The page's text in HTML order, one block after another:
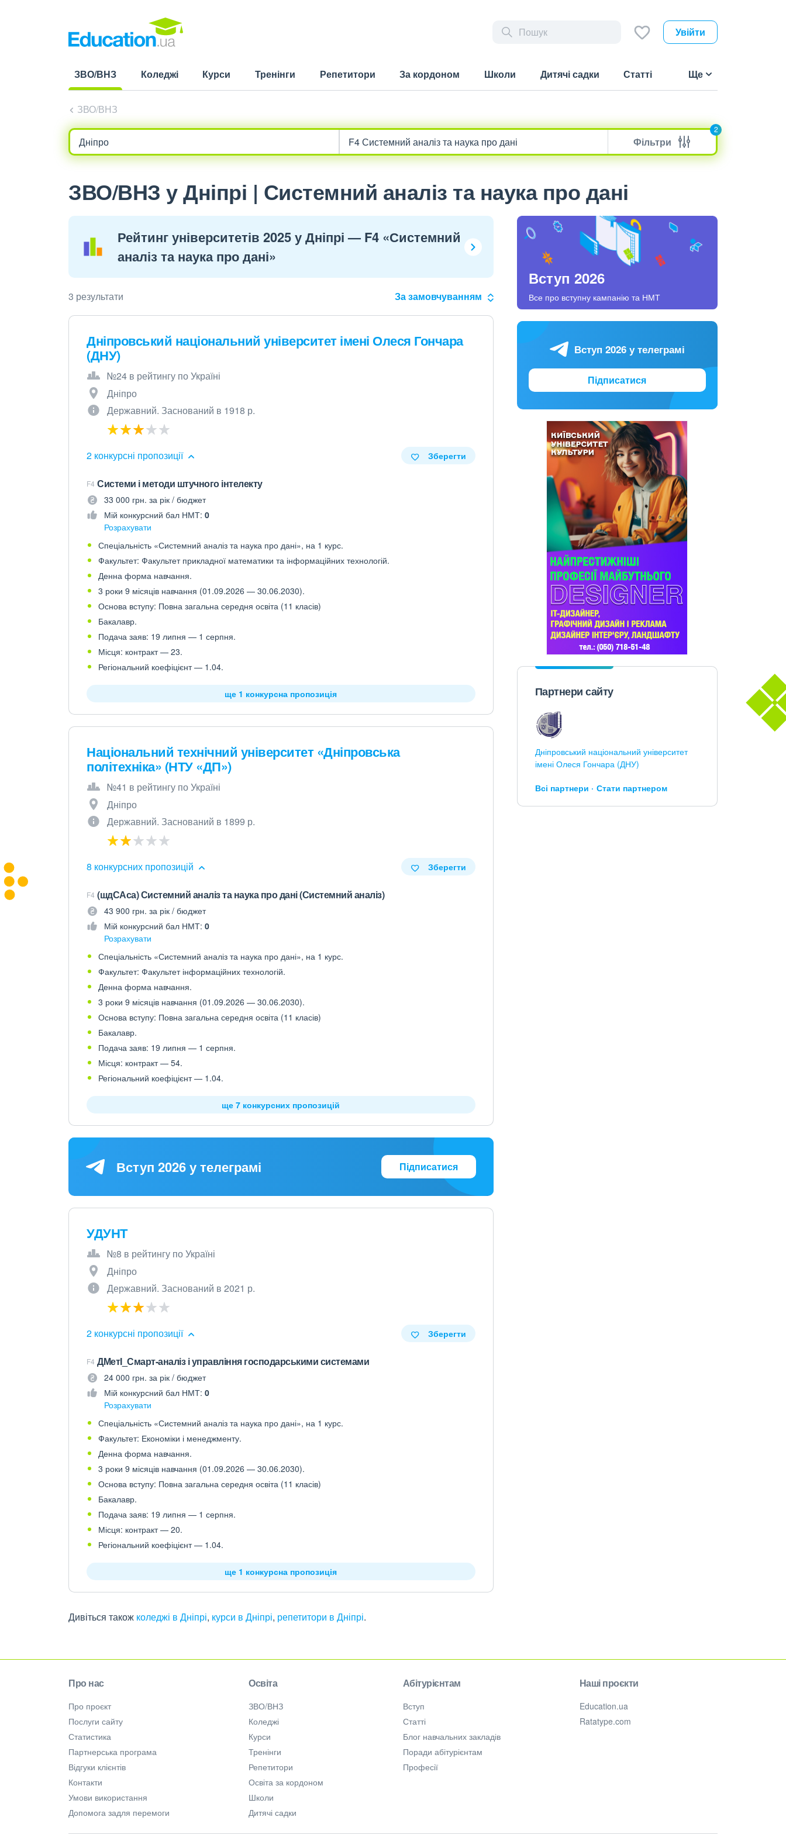
Увійти
ЗВО/ВНЗ
Коледжі Курси Тренінги Репетитори За кордоном Школи Дитячі садки Статті Ще
ЗВО/ВНЗ
Фільтри
2
ЗВО/ВНЗ у Дніпрі | Системний аналіз та наука про дані
Рейтинг університетів 2025 у Дніпрі — F4 «Системний
аналіз та наука про дані»
3 результати За замовчуванням
Дніпровський національний університет імені Олеся Гончара
(ДНУ)
№24 в рейтингу по Україні
Дніпро
Державний. Заснований в 1918 р.
2 конкурсні пропозиції Зберегти
F4 Системи і методи штучного інтелекту
33 000 грн. за рік / бюджет
Мій конкурсний бал НМТ: 0
Розрахувати
Спеціальність «Системний аналіз та наука про дані», на 1 курс.
Факультет: Факультет прикладної математики та інформаційних технологій.
Денна форма навчання.
3 роки 9 місяців навчання (01.09.2026 — 30.06.2030).
Основа вступу: Повна загальна середня освіта (11 класів)
Бакалавр.
Подача заяв: 19 липня — 1 серпня.
Місця: контракт — 23.
Регіональний коефіцієнт — 1.04.
ще 1 конкурсна пропозиція
Національний технічний університет «Дніпровська
політехніка» (НТУ «ДП»)
№41 в рейтингу по Україні
Дніпро
Державний. Заснований в 1899 р.
8 конкурсних пропозицій Зберегти
F4 (шдСАса) Системний аналіз та наука про дані (Системний аналіз)
43 900 грн. за рік / бюджет
Мій конкурсний бал НМТ: 0
Розрахувати
Спеціальність «Системний аналіз та наука про дані», на 1 курс.
Факультет: Факультет інформаційних технологій.
Денна форма навчання.
3 роки 9 місяців навчання (01.09.2026 — 30.06.2030).
Основа вступу: Повна загальна середня освіта (11 класів)
Бакалавр.
Подача заяв: 19 липня — 1 серпня.
Місця: контракт — 54.
Регіональний коефіцієнт — 1.04.
ще 7 конкурсних пропозицій
Вступ 2026 у телеграмі Підписатися
УДУНТ
№8 в рейтингу по Україні
Дніпро
Державний. Заснований в 2021 р.
2 конкурсні пропозиції Зберегти
F4 ДМетІ_Смарт-аналіз і управління господарськими системами
24 000 грн. за рік / бюджет
Мій конкурсний бал НМТ: 0
Розрахувати
Спеціальність «Системний аналіз та наука про дані», на 1 курс.
Факультет: Економіки і менеджменту.
Денна форма навчання.
3 роки 9 місяців навчання (01.09.2026 — 30.06.2030).
Основа вступу: Повна загальна середня освіта (11 класів)
Бакалавр.
Подача заяв: 19 липня — 1 серпня.
Місця: контракт — 20.
Регіональний коефіцієнт — 1.04.
ще 1 конкурсна пропозиція
Дивіться також коледжі в Дніпрі, курси в Дніпрі, репетитори в Дніпрі.
Вступ 2026
Все про вступну кампанію та НМТ
Вступ 2026 у телеграмі
Підписатися
Партнери сайту
Дніпровський національний університет
імені Олеся Гончара (ДНУ)
Всі партнери Стати партнером
Про нас
Про проєкт
Послуги сайту
Статистика
Партнерська програма
Відгуки клієнтів
Контакти
Умови використання
Допомога задля перемоги
Освіта
ЗВО/ВНЗ
Коледжі
Курси
Тренінги
Репетитори
Освіта за кордоном
Школи
Дитячі садки
Абітурієнтам
Вступ
Статті
Блог навчальних закладів
Поради абітурієнтам
Професії
Наші проєкти
Education.ua
Ratatype.com